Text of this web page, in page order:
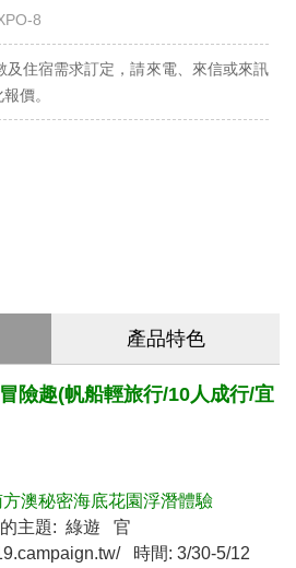
8
及住宿需求訂定，請來電、來信或來訊
價。
產品特色
險趣(帆船輕旅行/10人成行/宜
澳秘密海底花園浮潛體驗
的主題: 綠遊 官
時間: 3/30-5/12